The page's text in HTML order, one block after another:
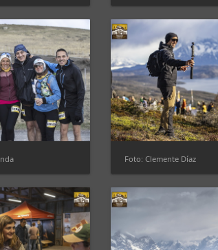
Foto: Clemente Díaz